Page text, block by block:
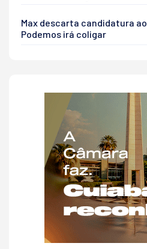
Max descarta candidatura
Podemos irá coligar